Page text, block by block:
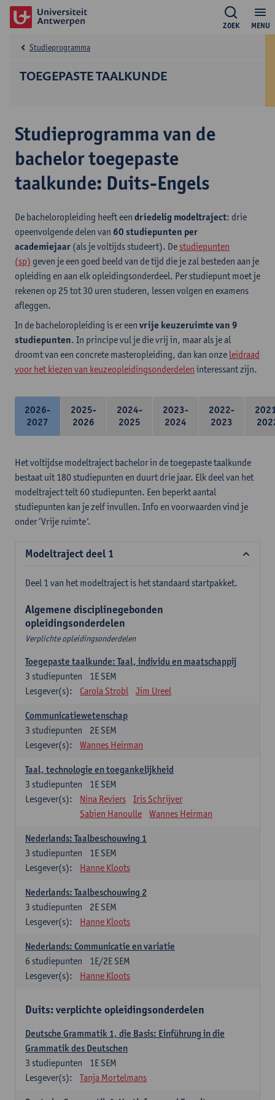
MENU
ZOEK
TOEGEPASTE TAALKUNDE
Studieprogramma
Studieprogramma van de
bachelor toegepaste
taalkunde: Duits-Engels
De bacheloropleiding heeft een driedelig modeltraject: drie
opeenvolgende delen van 60 studiepunten per
academiejaar (als je voltijds studeert). De studiepunten
(sp) geven je een goed beeld van de tijd die je zal besteden aan je
opleiding en aan elk opleidingsonderdeel. Per studiepunt moet je
rekenen op 25 tot 30 uren studeren, lessen volgen en examens
afleggen.
In de bacheloropleiding is er een vrije keuzeruimte van 9
studiepunten. In principe vul je die vrij in, maar als je al
droomt van een concrete masteropleiding, dan kan onze leidraad
voor het kiezen van keuzeopleidingsonderdelen interessant zijn.
2026-
2027
2025-
2026
2024-
2025
2023-
2024
2022-
2023
Het voltijdse modeltraject bachelor in de toegepaste taalkunde
bestaat uit 180 studiepunten en duurt drie jaar. Elk deel van het
modeltraject telt 60 studiepunten. Een beperkt aantal
studiepunten kan je zelf invullen. Info en voorwaarden vind je
onder ‘Vrije ruimte’.
Modeltraject deel 1
Deel 1 van het modeltraject is het standaard startpakket.
Algemene disciplinegebonden
opleidingsonderdelen
Verplichte opleidingsonderdelen
Toegepaste taalkunde: Taal, individu en maatschappij
1E SEM
3 studiepunten
Lesgever(s):
Carola Strobl Jim Ureel
Communicatiewetenschap
2E SEM
3 studiepunten
Lesgever(s):
Wannes Heirman
Taal, technologie en toegankelijkheid
1E SEM
3 studiepunten
Lesgever(s):
Nina Reviers
Iris Schrijver
Sabien Hanoulle
Wannes Heirman
Nederlands: Taalbeschouwing 1
1E SEM
3 studiepunten
Lesgever(s):
Hanne Kloots
Nederlands: Taalbeschouwing 2
2E SEM
3 studiepunten
Lesgever(s):
Hanne Kloots
Nederlands: Communicatie en variatie
1E/2E SEM
6 studiepunten
Lesgever(s):
Hanne Kloots
Duits: verplichte opleidingsonderdelen
Deutsche Grammatik 1, die Basis: Einführung in die
Grammatik des Deutschen
1E SEM
3 studiepunten
Lesgever(s):
Tanja Mortelmans